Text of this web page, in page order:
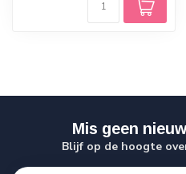
Mis geen
Blijf op de hoogte